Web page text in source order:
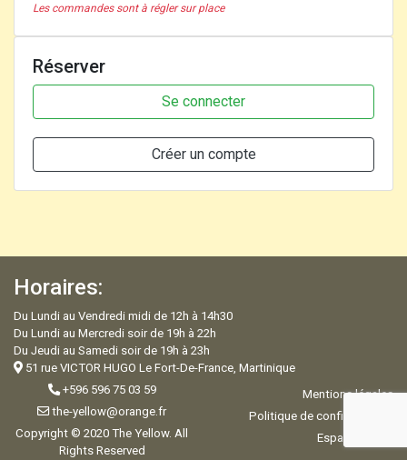
Les commandes sont à régler sur place
Réserver
Se connecter
Créer un compte
Horaires:
Du Lundi au Vendredi midi de 12h à 14h30
Du Lundi au Mercredi soir de 19h à 22h
Du Jeudi au Samedi soir de 19h à 23h
51 rue VICTOR HUGO Le Fort-De-France, Martinique
+596 596 75 03 59
the-yellow@orange.fr
Copyright © 2020 The Yellow. All
Rights Reserved
Mentions légales
Politique de confidentialité
Espace Admin